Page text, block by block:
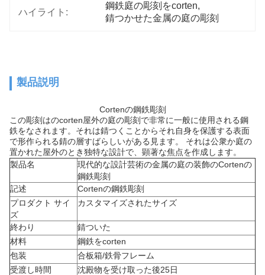
ハイライト:
鋼鉄庭の彫刻をcorten,
錆つかせた金属の庭の彫刻
製品説明
Cortenの鋼鉄彫刻
この彫刻はのcorten屋外の庭の彫刻で非常に一般に使用される鋼
鉄をなされます。それは錆つくことからそれ自身を保護する表面
で形作られる錆の層すばらしいがある見ます。 それは公衆か庭の
置かれた屋外のとき独特な設計で、顕著な焦点を作成します。
製品名
現代的な設計芸術の金属の庭の装飾のCortenの
鋼鉄彫刻
記述
Cortenの鋼鉄彫刻
プロダクト サイ
ズ
カスタマイズされたサイズ
終わり
錆ついた
材料
鋼鉄をcorten
包装
合板箱/鉄骨フレーム
受渡し時間
沈殿物を受け取った後25日